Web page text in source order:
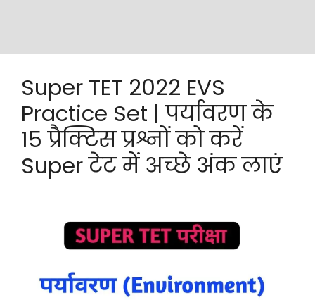
Super TET 2022 EVS
Practice Set | पर्यावरण के
15 प्रैक्टिस प्रश्नों को करें
Super टेट में अच्छे अंक लाएं